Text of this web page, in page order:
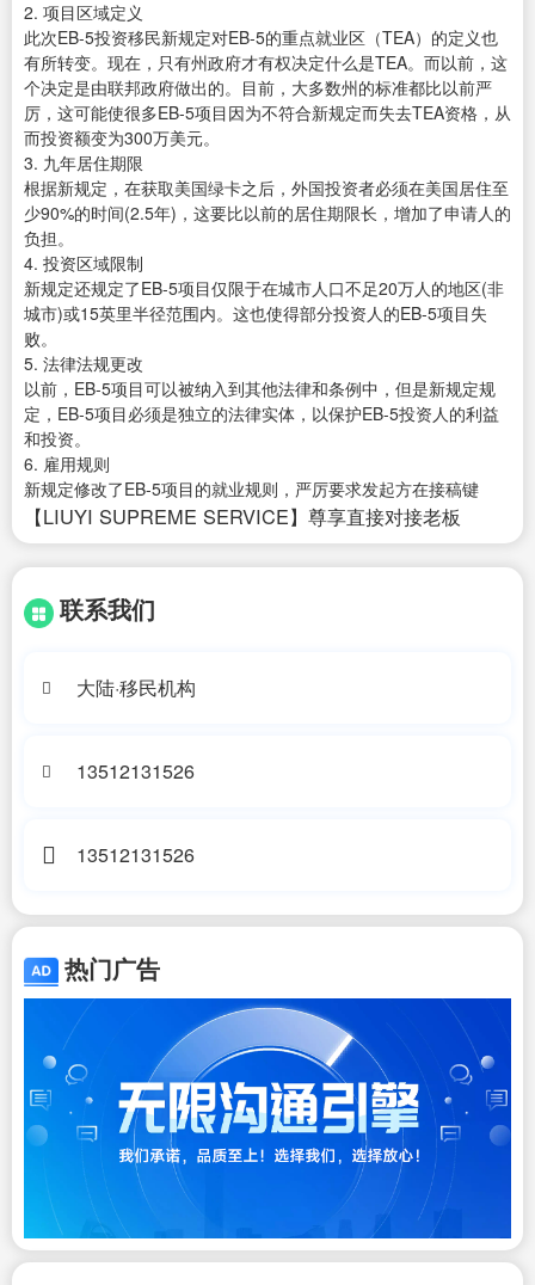
2. 项目区域定义
此次EB-5投资移民新规定对EB-5的重点就业区（TEA）的定义也
有所转变。现在，只有州政府才有权决定什么是TEA。而以前，这
个决定是由联邦政府做出的。目前，大多数州的标准都比以前严
厉，这可能使很多EB-5项目因为不符合新规定而失去TEA资格，从
而投资额变为300万美元。
3. 九年居住期限
根据新规定，在获取美国绿卡之后，外国投资者必须在美国居住至
少90%的时间(2.5年)，这要比以前的居住期限长，增加了申请人的
负担。
4. 投资区域限制
新规定还规定了EB-5项目仅限于在城市人口不足20万人的地区(非
城市)或15英里半径范围内。这也使得部分投资人的EB-5项目失
败。
5. 法律法规更改
以前，EB-5项目可以被纳入到其他法律和条例中，但是新规定规
定，EB-5项目必须是独立的法律实体，以保护EB-5投资人的利益
和投资。
6. 雇用规则
新规定修改了EB-5项目的就业规则，严厉要求发起方在接稿键
【LIUYI SUPREME SERVICE】尊享直接对接老板
联系我们
大陆·移民机构
13512131526
13512131526
热门广告